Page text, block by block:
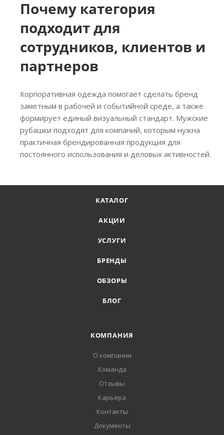
Почему категория
подходит для
сотрудников, клиентов и
партнеров
Корпоративная одежда помогает сделать бренд
заметным в рабочей и событийной среде, а также
формирует единый визуальный стандарт. Мужские
рубашки подходят для компаний, которым нужна
практичная брендированная продукция для
постоянного использования и деловых активностей.
КАТАЛОГ
АКЦИИ
УСЛУГИ
БРЕНДЫ
ОБЗОРЫ
БЛОГ
КОМПАНИЯ
О компании
Команда
Отзывы
Карьера
Контакты
Документы